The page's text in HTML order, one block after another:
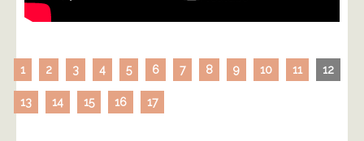
1 2 3 4 5 6 7 8 9 10 11 12
13 14 15 16 17